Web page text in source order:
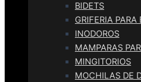
BIDETS
GRIFERIA PARA
INODOROS
MAMPARAS
MINGITORIOS
MOCHILAS DE